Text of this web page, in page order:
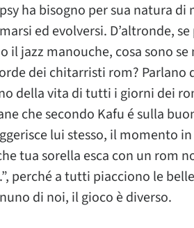
ha bisogno per sua natura di
ed evolversi. D’altronde,
il jazz manouche, cosa sono
dei chitarristi rom? Parlano
della vita di tutti i giorni dei
che secondo Kafu é sulla
lui stesso, il momento
tua sorella esca con un rom
perché a tutti piacciono le
di noi, il gioco è diverso.